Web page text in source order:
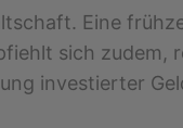
Eine
sich zudem,
investierter